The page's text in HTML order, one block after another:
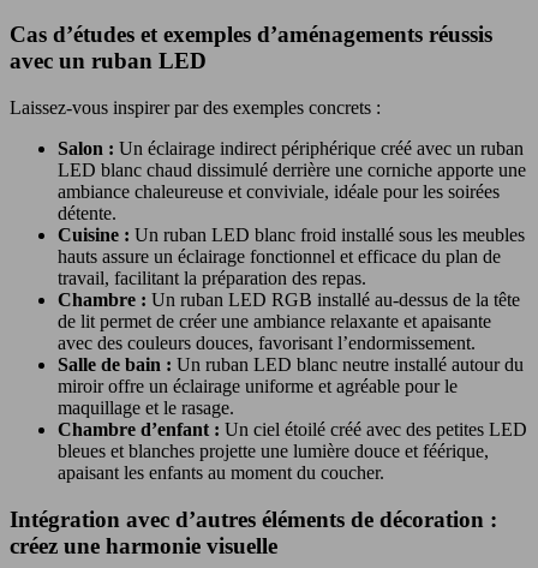
Cas d’études et exemples d’aménagements réussis
avec un ruban LED
Laissez-vous inspirer par des exemples concrets :
Salon : Un éclairage indirect périphérique créé avec un ruban
LED blanc chaud dissimulé derrière une corniche apporte une
ambiance chaleureuse et conviviale, idéale pour les soirées
détente.
Cuisine : Un ruban LED blanc froid installé sous les meubles
hauts assure un éclairage fonctionnel et efficace du plan de
travail, facilitant la préparation des repas.
Chambre : Un ruban LED RGB installé au-dessus de la tête
de lit permet de créer une ambiance relaxante et apaisante
avec des couleurs douces, favorisant l’endormissement.
Salle de bain : Un ruban LED blanc neutre installé autour du
miroir offre un éclairage uniforme et agréable pour le
maquillage et le rasage.
Chambre d’enfant : Un ciel étoilé créé avec des petites LED
bleues et blanches projette une lumière douce et féérique,
apaisant les enfants au moment du coucher.
Intégration avec d’autres éléments de décoration :
créez une harmonie visuelle